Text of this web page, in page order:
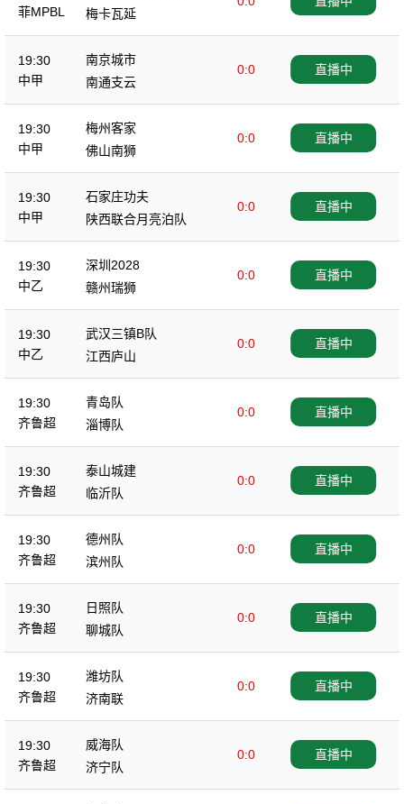
菲MPBL
梅卡瓦延
19:30
中甲
南京城市
0:0
南通支云
直播中
19:30
中甲
梅州客家
0:0
佛山南狮
直播中
19:30
中甲
石家庄功夫
0:0
陕西联合月亮泊队
直播中
19:30
中乙
深圳2028
0:0
赣州瑞狮
直播中
19:30
中乙
武汉三镇B队
0:0
江西庐山
直播中
19:30
齐鲁超
青岛队
0:0
淄博队
直播中
19:30
齐鲁超
泰山城建
0:0
临沂队
直播中
19:30
齐鲁超
德州队
0:0
滨州队
直播中
19:30
齐鲁超
日照队
0:0
聊城队
直播中
19:30
齐鲁超
潍坊队
0:0
济南联
直播中
19:30
齐鲁超
威海队
0:0
济宁队
直播中